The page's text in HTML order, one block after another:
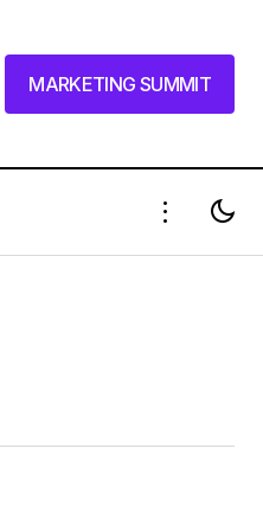
MARKETING SUMMIT
MARKETING SUMMIT